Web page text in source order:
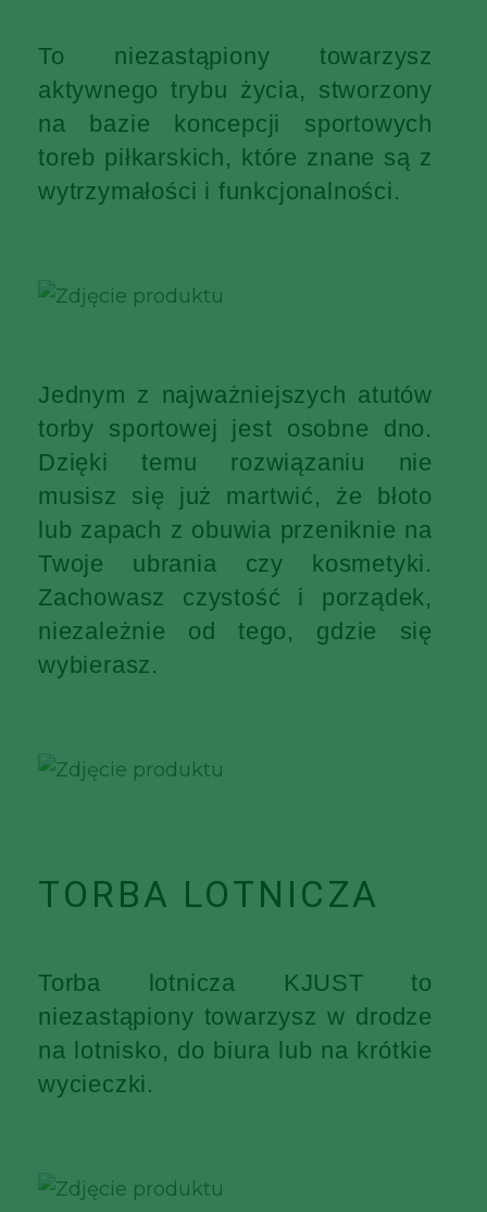
To niezastąpiony towarzysz
aktywnego trybu życia, stworzony
na bazie koncepcji sportowych
toreb piłkarskich, które znane są z
wytrzymałości i funkcjonalności.
Jednym z najważniejszych atutów
torby sportowej jest osobne dno.
Dzięki temu rozwiązaniu nie
musisz się już martwić, że błoto
lub zapach z obuwia przeniknie na
Twoje ubrania czy kosmetyki.
Zachowasz czystość i porządek,
niezależnie od tego, gdzie się
wybierasz.
TORBA LOTNICZA
Torba lotnicza KJUST to
niezastąpiony towarzysz w drodze
na lotnisko, do biura lub na krótkie
wycieczki.